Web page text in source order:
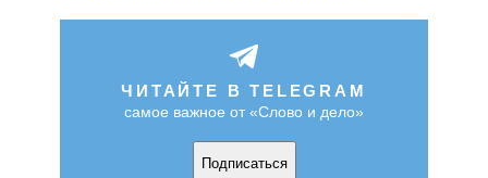
ЧИТАЙТЕ В TELEGRAM
самое важное от «Слово и дело»
Подписаться